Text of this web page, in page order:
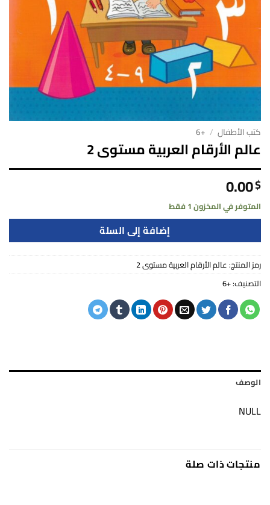
كتب الأطفال /
+6
عالم الأرقام العربية مستوى 2
0.00$
المتوفر في المخزون 1 فقط
إضافة إلى السلة
رمز المنتج:عالم الأرقام العربية مستوى 2
التصنيف:+6
الوصف
NULL
منتجات ذات صلة